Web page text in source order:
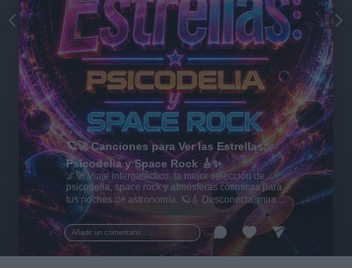
Añadir un comentario ...
🪐🚀 Canciones para Ver las Estrellas:
Psicodelia y Space Rock 🎸✨
🌌🚀 Viaje intergaláctico: la mejor selección de
psicodelia, space rock y atmósferas cósmicas para
tus noches de astronomía. 🪐🎸 Desconecta, mira
al firmamento y siente la gravedad cero. 💾 ¡Guarda
esta colección para tu próxima noche estrellada!
✨⭐